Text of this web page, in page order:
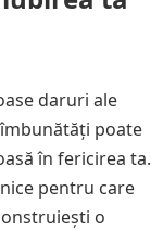
daruri ale
poate
în fericirea ta.
pentru care
o